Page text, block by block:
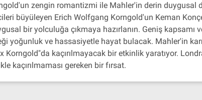
zengin romantizmi ile Mahler'in derin duygusal
büyüleyen Erich Wolfgang Korngold'un Keman
bir yolculuğa çıkmaya hazırlanın. Geniş kapsamı
yoğunluk ve hassasiyetle hayat bulacak. Mahler'in
kaçırılmayacak bir etkinlik yaratıyor.
kaçırılmaması gereken bir fırsat.